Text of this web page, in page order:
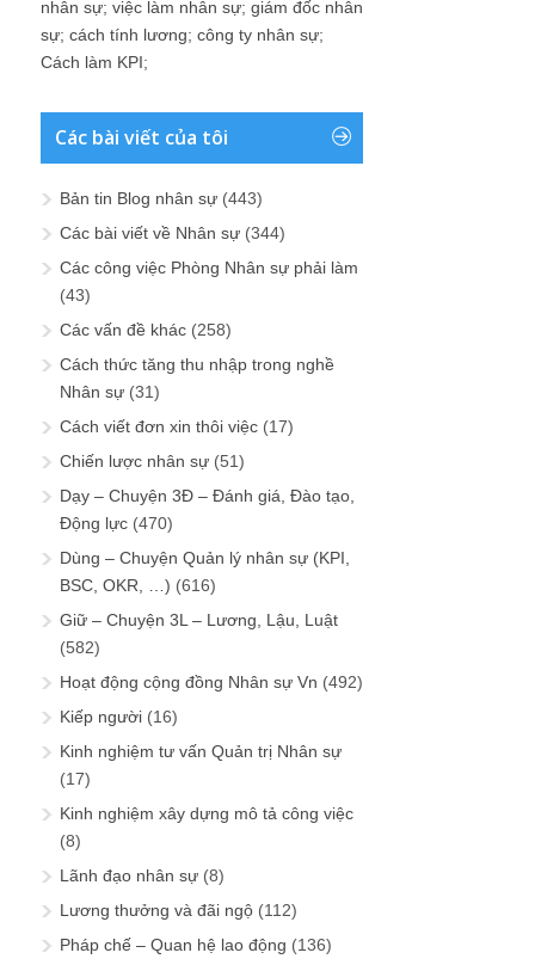
nhân sự; việc làm nhân sự; giám đốc nhân
sự; cách tính lương; công ty nhân sự;
Cách làm KPI;
Các bài viết của tôi
Bản tin Blog nhân sự (443)
Các bài viết về Nhân sự (344)
Các công việc Phòng Nhân sự phải làm
(43)
Các vấn đề khác (258)
Cách thức tăng thu nhập trong nghề
Nhân sự (31)
Cách viết đơn xin thôi việc (17)
Chiến lược nhân sự (51)
Dạy – Chuyện 3Đ – Đánh giá, Đào tạo,
Động lực (470)
Dùng – Chuyện Quản lý nhân sự (KPI,
BSC, OKR, …) (616)
Giữ – Chuyện 3L – Lương, Lậu, Luật
(582)
Hoạt động cộng đồng Nhân sự Vn (492)
Kiếp người (16)
Kinh nghiệm tư vấn Quản trị Nhân sự
(17)
Kinh nghiệm xây dựng mô tả công việc
(8)
Lãnh đạo nhân sự (8)
Lương thưởng và đãi ngộ (112)
Pháp chế – Quan hệ lao động (136)